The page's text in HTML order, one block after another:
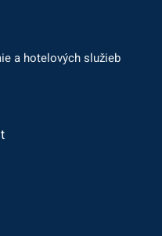
a hotelových služieb